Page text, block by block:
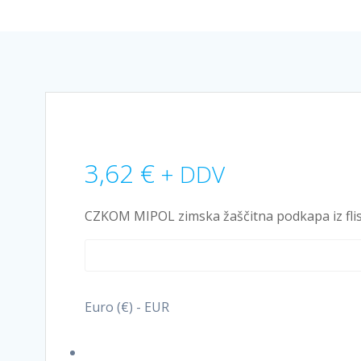
3,62 € + DDV
CZKOM MIPOL zimska žaščitna podkapa iz
Euro (€) - EUR